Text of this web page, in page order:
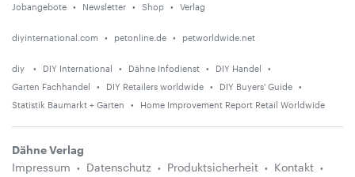
Jobangebote Newsletter Shop Verlag
diyinternational.com petonline.de petworldwide.net
diy DIY International Dähne Infodienst
DIY Handel
Garten Fachhandel
DIY Retailers worldwide
DIY Buyers' Guide
Statistik Baumarkt + Garten
Home Improvement Report Retail Worldwide
Dähne Verlag
Impressum
Datenschutz Produktsicherheit
Kontakt